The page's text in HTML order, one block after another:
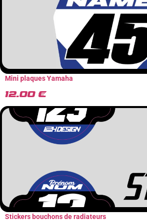
Mini plaques Yamaha
12.00 €
Stickers bouchons de radiateurs